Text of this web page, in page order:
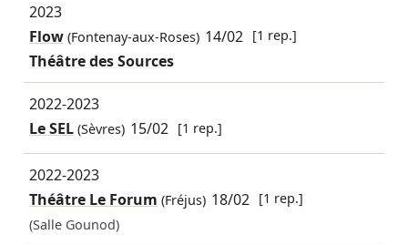
2023
Flow(Fontenay-aux-Roses) 14/02 [1 rep.]
Théâtre des Sources
2022-2023
Le SEL(Sèvres) 15/02 [1 rep.]
2022-2023
Théâtre Le Forum (Fréjus) 18/02 [1 rep.]
(Salle Gounod)